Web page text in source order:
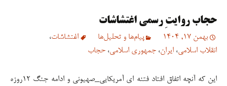
حجاب روایتِ رسمی اغتشاشات
بهمن 17, 1404 پیام‌ها و تحلیل‌ها اغتشاشات،
انقلاب اسلامی، ایران، جمهوری اسلامی، حجاب
این که آنچه اتفاق افتاد فتنه ای آمریکایی_صهیونی و ادامه جنگ ۱۲روزه